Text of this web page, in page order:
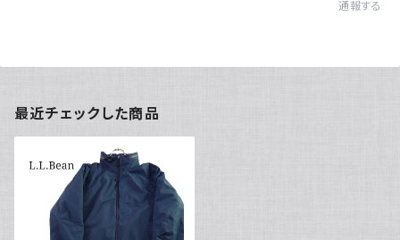
通報する
最近チェックした商品